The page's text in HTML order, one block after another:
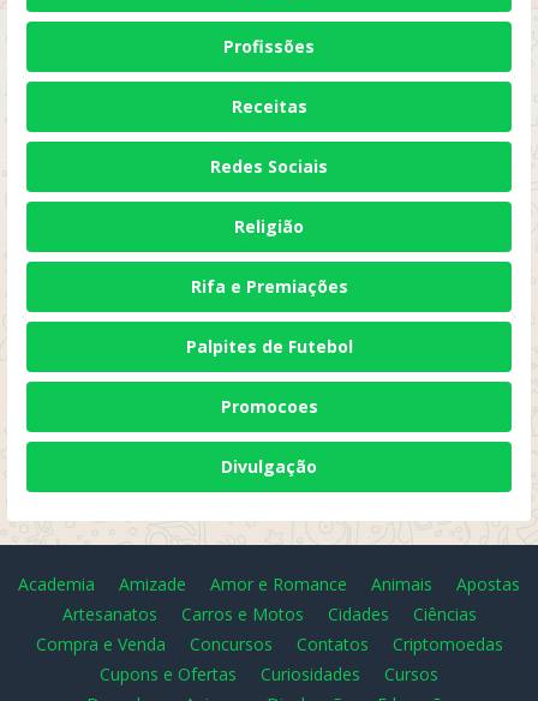
Profissões
Receitas
Redes Sociais
Religião
Rifa e Premiações
Palpites de Futebol
Promocoes
Divulgação
Academia Amizade Amor e Romance Animais
Apostas
Artesanatos
Carros e Motos Cidades
Ciências
Compra e Venda
Concursos Contatos
Criptomoedas
Cupons e Ofertas
Curiosidades
Cursos